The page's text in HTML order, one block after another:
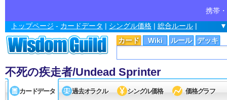
携帯
カード Wiki ルール デッキ
トップページ - カードデータ | シングル価格 | 総合ルール |
不死の疾走者/Undead Sprinter
カードデータ 過去オラクル シングル価格 価格グラフ